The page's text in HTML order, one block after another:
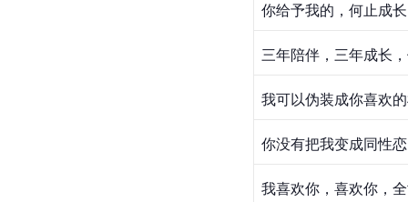
你给予我的，何止成
三年陪伴，三年成长
我可以伪装成你喜欢
你没有把我变成同性
我喜欢你，喜欢你，